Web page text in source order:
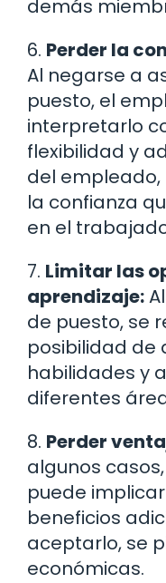
demás
6. Perder la
Al negarse a
puesto, el
interpretarlo
flexibilidad y
del
la confianza
en el
7. Limitar las
aprendizaje:
de puesto, se
posibilidad de
habilidades y
diferentes
8. Perder
algunos
puede
beneficios
aceptarlo, se
económicas.